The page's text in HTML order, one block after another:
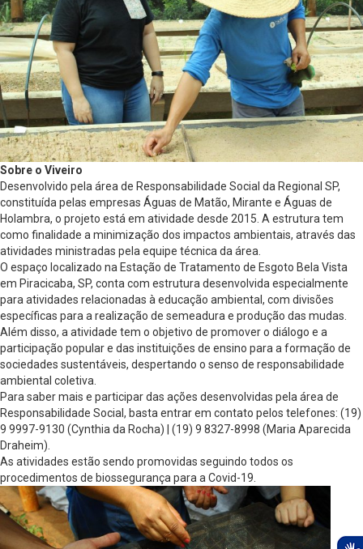
Sobre o Viveiro
Desenvolvido pela área de Responsabilidade Social da Regional SP,
constituída pelas empresas Águas de Matão, Mirante e Águas de
Holambra, o projeto está em atividade desde 2015. A estrutura tem
como finalidade a minimização dos impactos ambientais, através das
atividades ministradas pela equipe técnica da área.
O espaço localizado na Estação de Tratamento de Esgoto Bela Vista
em Piracicaba, SP, conta com estrutura desenvolvida especialmente
para atividades relacionadas à educação ambiental, com divisões
específicas para a realização de semeadura e produção das mudas.
Além disso, a atividade tem o objetivo de promover o diálogo e a
participação popular e das instituições de ensino para a formação de
sociedades sustentáveis, despertando o senso de responsabilidade
ambiental coletiva.
Para saber mais e participar das ações desenvolvidas pela área de
Responsabilidade Social, basta entrar em contato pelos telefones: (19)
9 9997-9130 (Cynthia da Rocha) | (19) 9 8327-8998 (Maria Aparecida
Draheim).
As atividades estão sendo promovidas seguindo todos os
procedimentos de biossegurança para a Covid-19.